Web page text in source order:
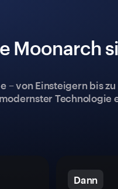
Moonarch
– von Einsteigern bis
Dann